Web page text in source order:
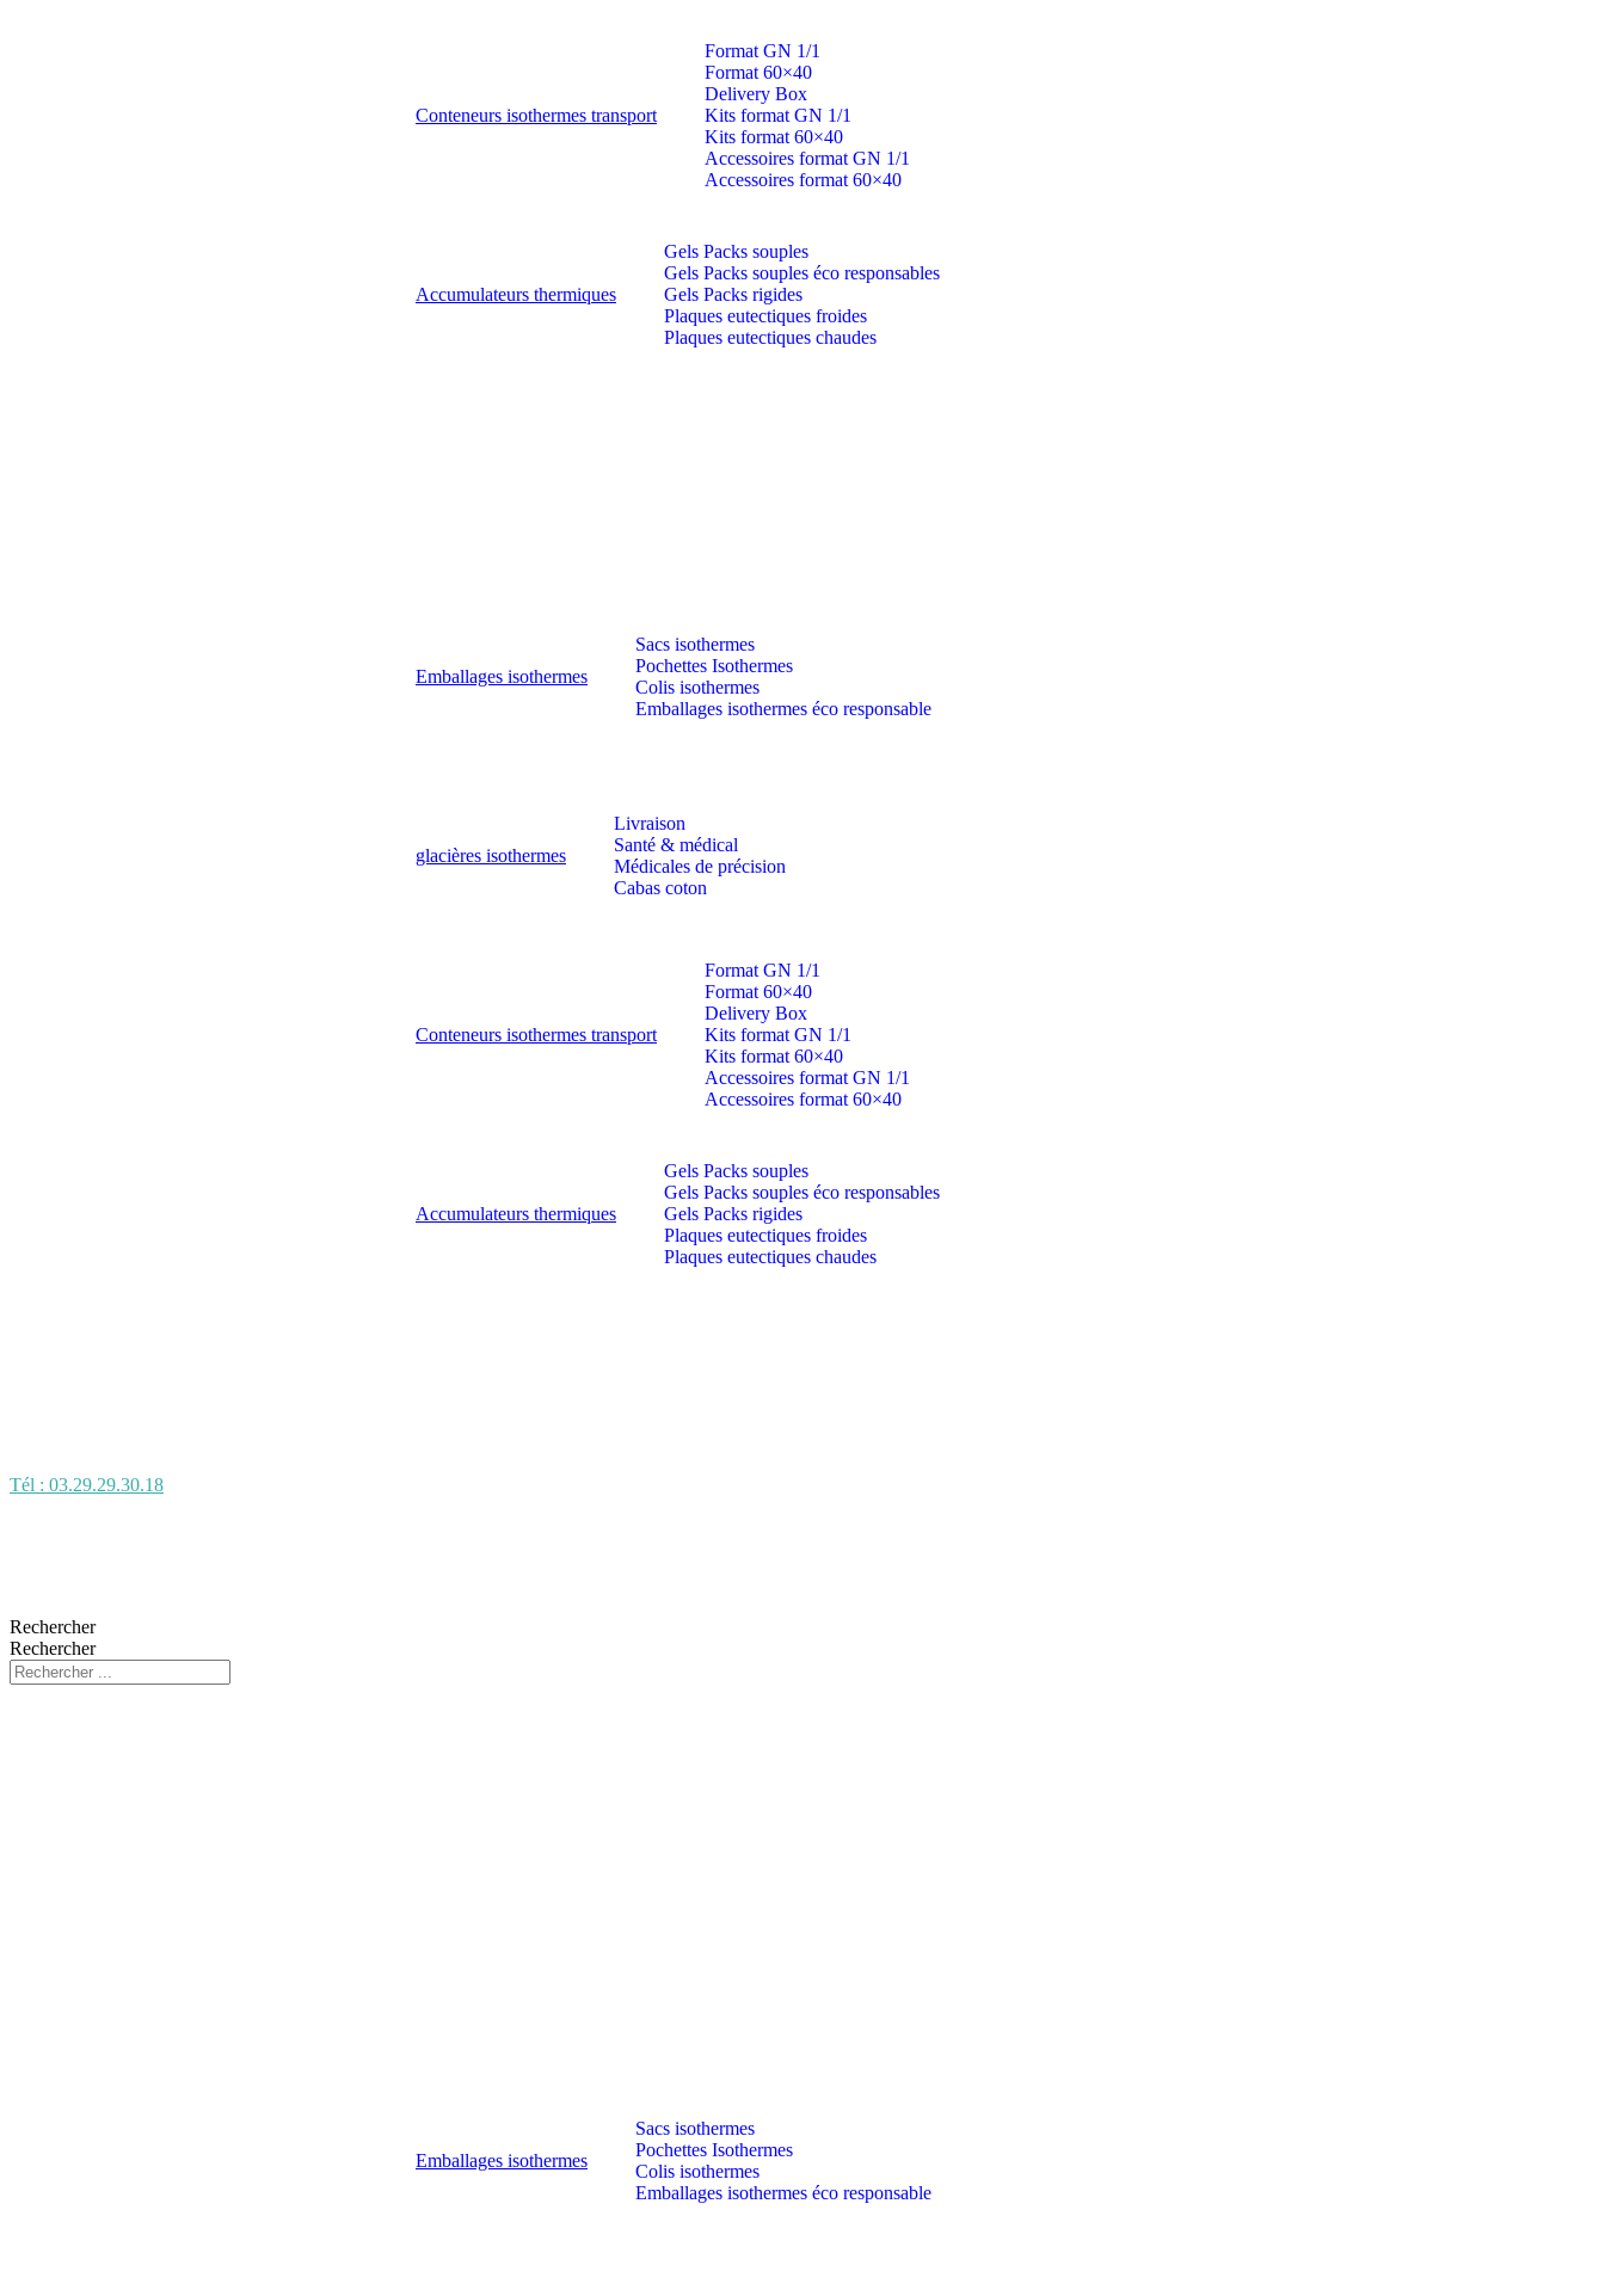
Conteneurs isothermes transport
Format GN 1/1
Format 60×40
Delivery Box
Kits format GN 1/1
Kits format 60×40
Accessoires format GN 1/1
Accessoires format 60×40
Accumulateurs thermiques
Gels Packs souples
Gels Packs souples éco responsables
Gels Packs rigides
Plaques eutectiques froides
Plaques eutectiques chaudes
Emballages isothermes
Sacs isothermes
Pochettes Isothermes
Colis isothermes
Emballages isothermes éco responsable
glacières isothermes
Livraison
Santé & médical
Médicales de précision
Cabas coton
Conteneurs isothermes transport
Format GN 1/1
Format 60×40
Delivery Box
Kits format GN 1/1
Kits format 60×40
Accessoires format GN 1/1
Accessoires format 60×40
Accumulateurs thermiques
Gels Packs souples
Gels Packs souples éco responsables
Gels Packs rigides
Plaques eutectiques froides
Plaques eutectiques chaudes
Tél : 03.29.29.30.18
Rechercher
Rechercher
Emballages isothermes
Sacs isothermes
Pochettes Isothermes
Colis isothermes
Emballages isothermes éco responsable